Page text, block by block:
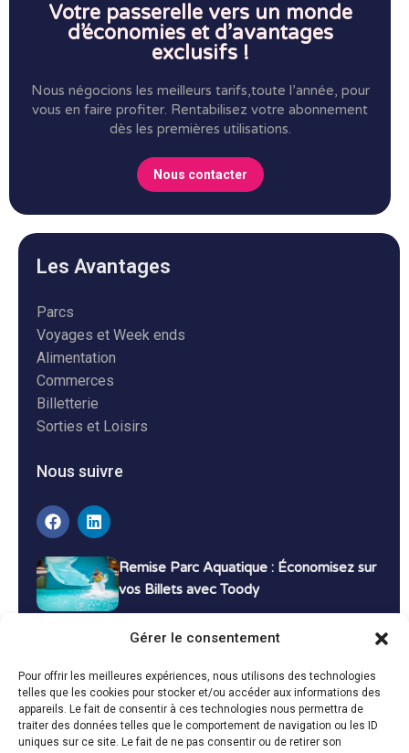
Gérer le consentement
Pour offrir les meilleures expériences, nous utilisons des technologies
telles que les cookies pour stocker et/ou accéder aux informations des
appareils. Le fait de consentir à ces technologies nous permettra de
traiter des données telles que le comportement de navigation ou les ID
uniques sur ce site. Le fait de ne pas consentir ou de retirer son
Votre passerelle vers un monde
d’économies et d’avantages
exclusifs !
Nous négocions les meilleurs tarifs,toute l’année, pour
vous en faire profiter. Rentabilisez votre abonnement
dès les premières utilisations.
Nous contacter
Les Avantages
Parcs
Voyages et Week ends
Alimentation
Commerces
Billetterie
Sorties et Loisirs
Nous suivre
Remise Parc Aquatique : Économisez sur
vos Billets avec Toody
Bons Plans Voyage : Économisez sur vos
Vacances avec Toody
13 décembre 2024 Bon plans